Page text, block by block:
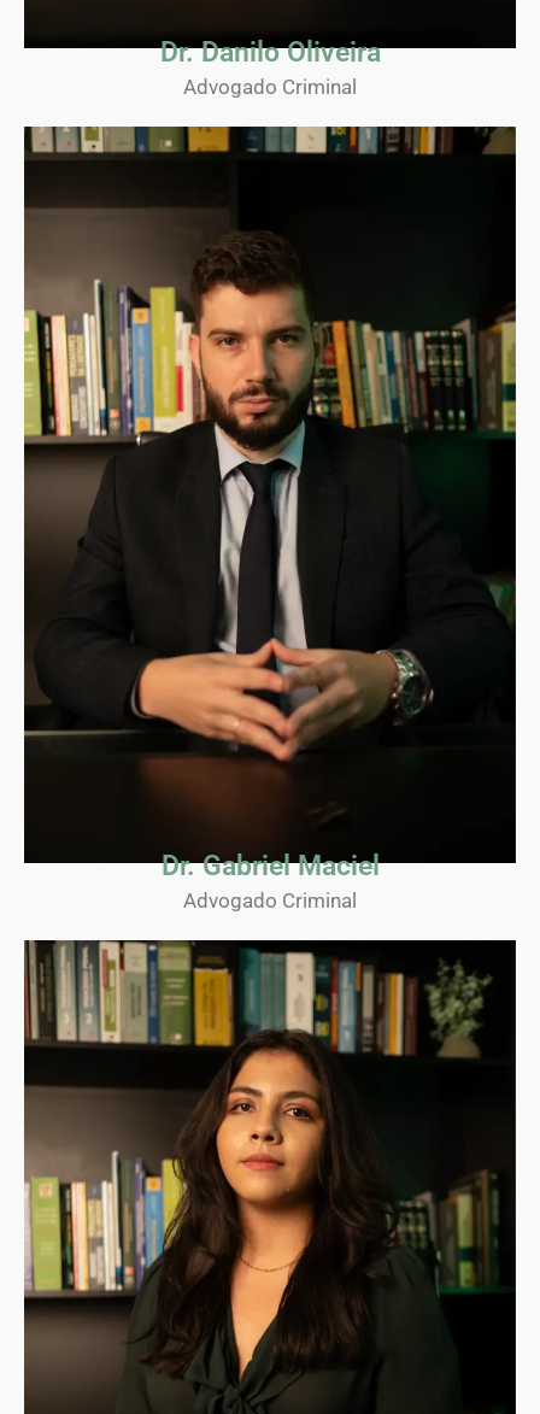
Dr. Danilo Oliveira
Advogado Criminal
Dr. Gabriel Maciel
Advogado Criminal